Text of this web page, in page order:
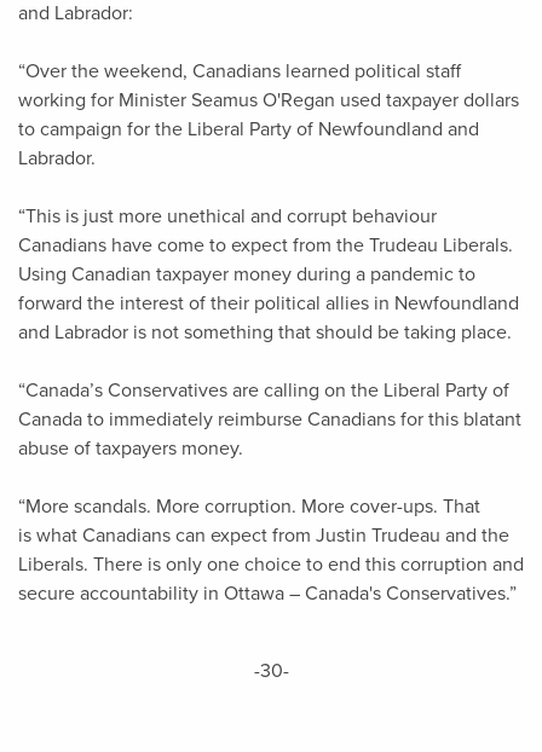
and Labrador:
“Over the weekend, Canadians learned political staff
working for Minister Seamus O'Regan used taxpayer dollars
to campaign for the Liberal Party of Newfoundland and
Labrador.
“This is just more unethical and corrupt behaviour
Canadians have come to expect from the Trudeau Liberals.
Using Canadian taxpayer money during a pandemic to
forward the interest of their political allies in Newfoundland
and Labrador is not something that should be taking place.
“Canada’s Conservatives are calling on the Liberal Party of
Canada to immediately reimburse Canadians for this blatant
abuse of taxpayers money.
“More scandals. More corruption. More cover-ups. That
is what Canadians can expect from Justin Trudeau and the
Liberals. There is only one choice to end this corruption and
secure accountability in Ottawa – Canada's Conservatives.”
-30-